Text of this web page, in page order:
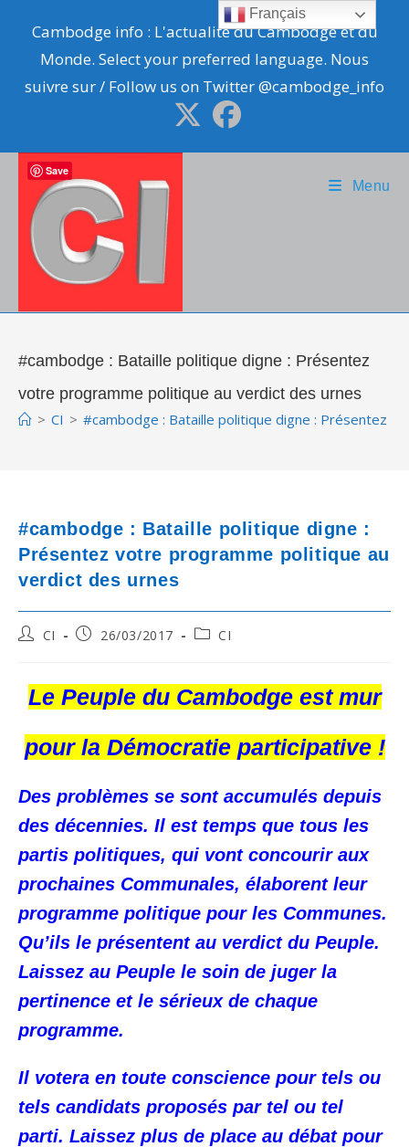
content
Cambodge info : L'actualité du Cambodge et du
Monde. Select your preferred language. Nous
suivre sur / Follow us on Twitter @cambodge_info
Menu
#cambodge : Bataille politique digne : Présentez
votre programme politique au verdict des urnes
> CI > #cambodge : Bataille politique digne : Présentez
#cambodge : Bataille politique digne :
Présentez votre programme politique au
verdict des urnes
PostCI
Post26/03/2017
PostCI
Le Peuple du Cambodge est mur
pour la Démocratie participative !
Des problèmes se sont accumulés depuis
des décennies. Il est temps que tous les
partis politiques, qui vont concourir aux
prochaines Communales, élaborent leur
programme politique pour les Communes.
Qu’ils le présentent au verdict du Peuple.
Laissez au Peuple le soin de juger la
pertinence et le sérieux de chaque
programme.
Il votera en toute conscience pour tels ou
tels candidats proposés par tel ou tel
parti. Laissez plus de place au débat pour
Français
Save